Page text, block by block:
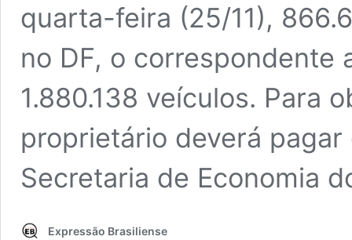
quarta-feira (25/11),
no DF, o correspondente
1.880.138 veículos. Para
proprietário deverá
Secretaria de Economia
Expressão Brasiliense